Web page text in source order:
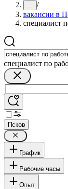
... /
вакансии в
специалист
специалист по
Псков
График
Рабочие часы
Опыт